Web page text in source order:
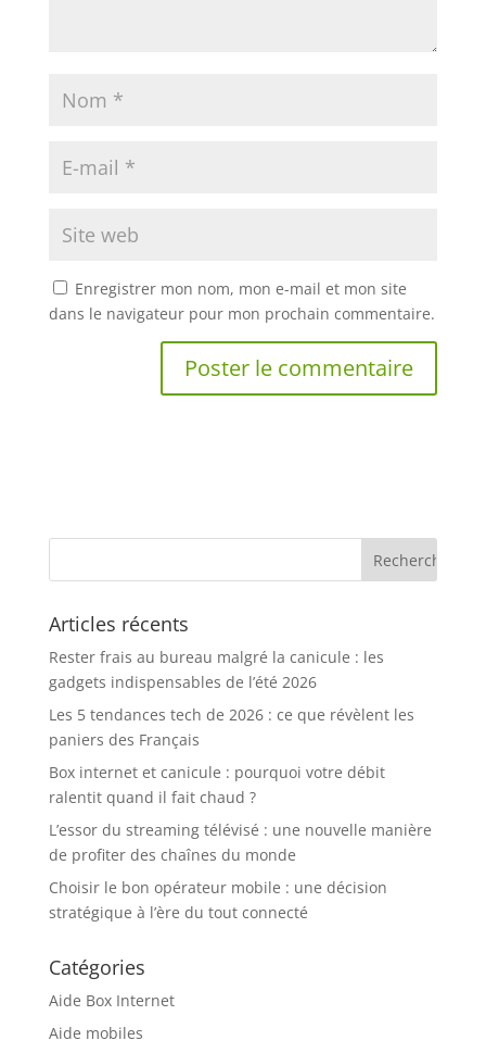
Enregistrer mon nom, mon e-mail et mon site
dans le navigateur pour mon prochain commentaire.
Articles récents
Rester frais au bureau malgré la canicule : les
gadgets indispensables de l’été 2026
Les 5 tendances tech de 2026 : ce que révèlent les
paniers des Français
Box internet et canicule : pourquoi votre débit
ralentit quand il fait chaud ?
L’essor du streaming télévisé : une nouvelle manière
de profiter des chaînes du monde
Choisir le bon opérateur mobile : une décision
stratégique à l’ère du tout connecté
Catégories
Aide Box Internet
Aide mobiles